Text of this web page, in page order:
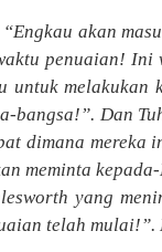
akan
penuaian! Ini
untuk
bangsa!”. Dan
dimana mereka
meminta
yang
telah